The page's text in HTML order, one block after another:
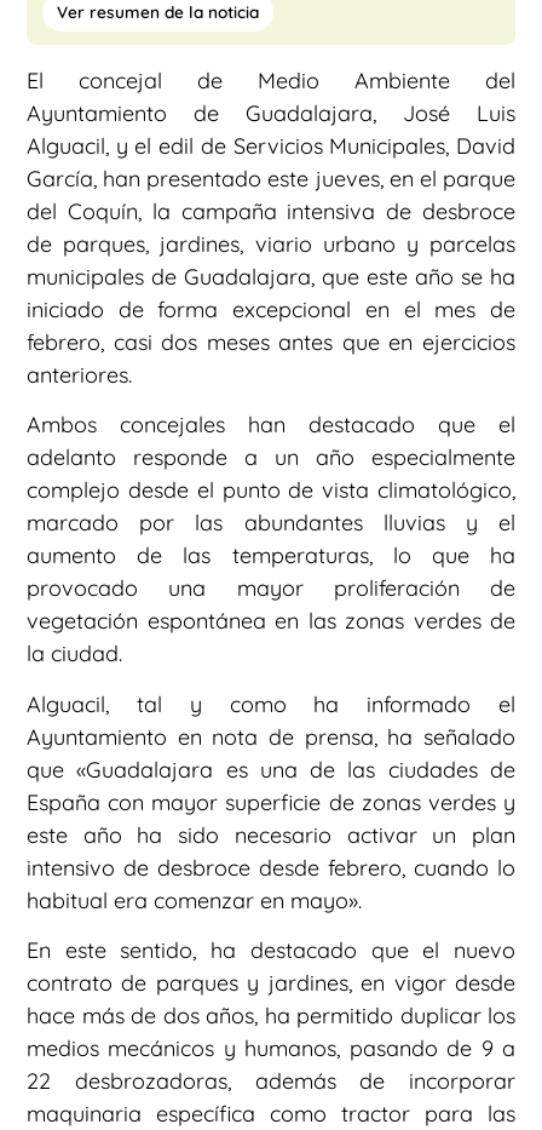
Ver resumen de la noticia
El concejal de Medio Ambiente del
Ayuntamiento de Guadalajara, José Luis
Alguacil, y el edil de Servicios Municipales, David
García, han presentado este jueves, en el parque
del Coquín, la campaña intensiva de desbroce
de parques, jardines, viario urbano y parcelas
municipales de Guadalajara, que este año se ha
iniciado de forma excepcional en el mes de
febrero, casi dos meses antes que en ejercicios
anteriores.
Ambos concejales han destacado que el
adelanto responde a un año especialmente
complejo desde el punto de vista climatológico,
marcado por las abundantes lluvias y el
aumento de las temperaturas, lo que ha
provocado una mayor proliferación de
vegetación espontánea en las zonas verdes de
la ciudad.
Alguacil, tal y como ha informado el
Ayuntamiento en nota de prensa, ha señalado
que «Guadalajara es una de las ciudades de
España con mayor superficie de zonas verdes y
este año ha sido necesario activar un plan
intensivo de desbroce desde febrero, cuando lo
habitual era comenzar en mayo».
En este sentido, ha destacado que el nuevo
contrato de parques y jardines, en vigor desde
hace más de dos años, ha permitido duplicar los
medios mecánicos y humanos, pasando de 9 a
22 desbrozadoras, además de incorporar
maquinaria específica como tractor para las